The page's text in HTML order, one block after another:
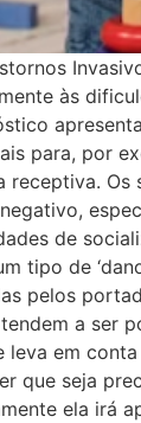
às
para, por
de
tipo de
pelos
a
em
que seja
ela